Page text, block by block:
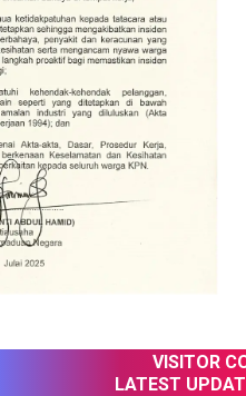
VISITOR
LATEST